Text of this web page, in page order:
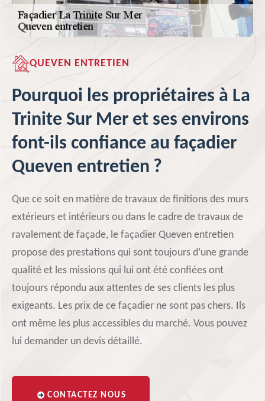
QUEVEN ENTRETIEN
Pourquoi les propriétaires à La
Trinite Sur Mer et ses environs
font-ils confiance au façadier
Queven entretien ?
Que ce soit en matière de travaux de finitions des murs
extérieurs et intérieurs ou dans le cadre de travaux de
ravalement de façade, le façadier Queven entretien
propose des prestations qui sont toujours d’une grande
qualité et les missions qui lui ont été confiées ont
toujours répondu aux attentes de ses clients les plus
exigeants. Les prix de ce façadier ne sont pas chers. Ils
ont même les plus accessibles du marché. Vous pouvez
lui demander un devis détaillé.
CONTACTEZ NOUS